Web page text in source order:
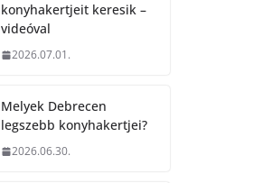
konyhakertjeit keresik –
videóval
2026.07.01.
Melyek Debrecen
legszebb konyhakertjei?
2026.06.30.